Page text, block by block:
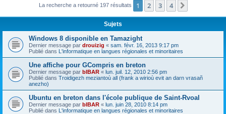
c
La recherche a retourné 197 résultats 1 2 3 4
Sujets
Windows 8 disponible en Tamazight
Dernier message par drouizig « sam. févr. 16, 2013 9:17 pm
Publié dans L'informatique en langues régionales et minoritaires
Une affiche pour GCompris en breton
Dernier message par bIBAR « lun. juil. 12, 2010 2:56 pm
Publié dans Troidigezh meziantoù all (frank a wirioù evit an darn vrasañ
anezho)
Ubuntu en breton dans l'école publique de Saint-Rvoal
Dernier message par bIBAR « lun. juin 28, 2010 8:14 pm
Publié dans L'informatique en langues régionales et minoritaires